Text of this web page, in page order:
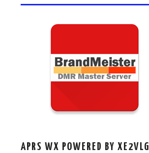
APRS WX POWERED BY XE2VLG